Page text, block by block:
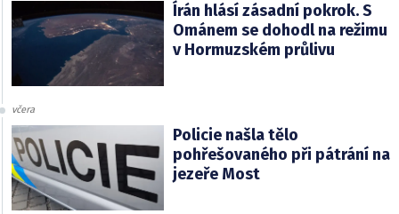
Írán hlásí zásadní pokrok. S
Ománem se dohodl na režimu
v Hormuzském průlivu
včera
Policie našla tělo
pohřešovaného při pátrání na
jezeře Most